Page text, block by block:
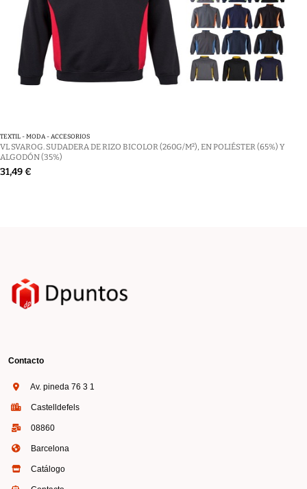
TEXTIL - MODA - ACCESORIOS
VL SVAROG. SUDADERA DE RIZO BICOLOR (260G/M²), EN POLIÉSTER (65%) Y
ALGODÓN (35%)
31,49 €
Contacto
Av. pineda 76 3 1
Castelldefels
08860
Barcelona
Catálogo